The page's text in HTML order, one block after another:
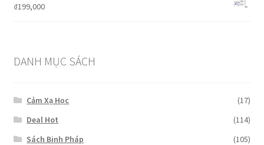
₫199,000
DANH MỤC SÁCH
Cảm Xạ Học
(17)
Deal Hot
(114)
Sách Binh Pháp
(105)